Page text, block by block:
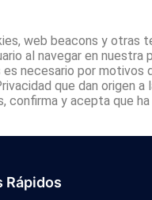
web beacons y
al navegar en
necesario por
que dan origen
y acepta que
Rápidos